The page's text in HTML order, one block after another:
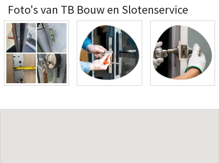
Foto's van TB Bouw en Slotenservice